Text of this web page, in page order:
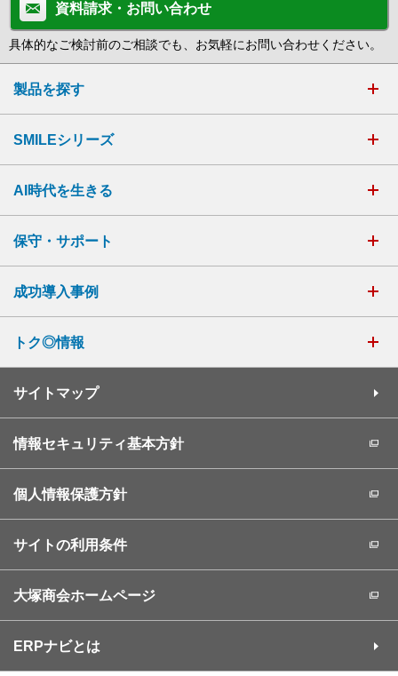
資料請求・お問い合わせ
具体的なご検討前のご相談でも、お気軽にお問い合わせください。
製品を探す
SMILEシリーズ
AI時代を生きる
保守・サポート
成功導入事例
トク◎情報
サイトマップ
情報セキュリティ基本方針
個人情報保護方針
サイトの利用条件
大塚商会ホームページ
ERPナビとは